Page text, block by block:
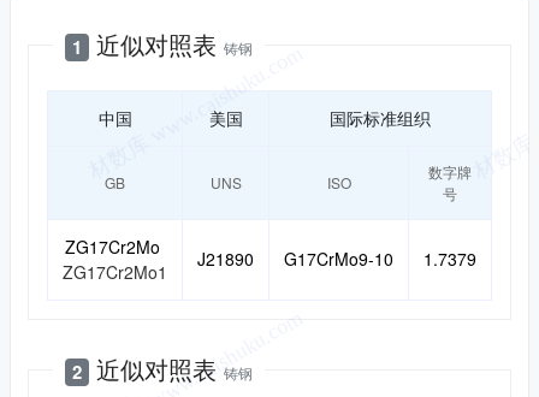
1 近似对照表 铸钢
中国 美国 国际标准组织
GB UNS ISO
数字牌
号
ZG17Cr2Mo
ZG17Cr2Mo1
J21890 G17CrMo9-10 1.7379
2 近似对照表 铸钢